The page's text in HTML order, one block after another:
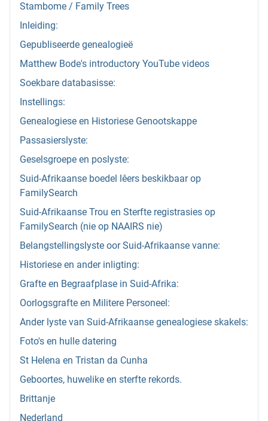
Stambome / Family Trees
Inleiding:
Gepubliseerde genealogieë
Matthew Bode's introductory YouTube videos
Soekbare databasisse:
Instellings:
Genealogiese en Historiese Genootskappe
Passasierslyste:
Geselsgroepe en poslyste:
Suid-Afrikaanse boedel lêers beskikbaar op
FamilySearch
Suid-Afrikaanse Trou en Sterfte registrasies op
FamilySearch (nie op NAAIRS nie)
Belangstellingslyste oor Suid-Afrikaanse vanne:
Historiese en ander inligting:
Grafte en Begraafplase in Suid-Afrika:
Oorlogsgrafte en Militere Personeel:
Ander lyste van Suid-Afrikaanse genealogiese skakels:
Foto's en hulle datering
St Helena en Tristan da Cunha
Geboortes, huwelike en sterfte rekords.
Brittanje
Nederland